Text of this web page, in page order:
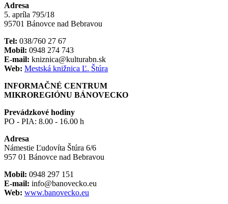
Adresa
5. apríla 795/18
95701 Bánovce nad Bebravou
Tel: 038/760 27 67
Mobil: 0948 274 743
E-mail: kniznica@kulturabn.sk
Web: Mestská knižnica Ľ. Štúra
INFORMAČNÉ CENTRUM
MIKROREGIÓNU BÁNOVECKO
Prevádzkové hodiny
PO - PIA: 8.00 - 16.00 h
Adresa
Námestie Ľudovíta Štúra 6/6
957 01 Bánovce nad Bebravou
Mobil: 0948 297 151
E-mail: info@banovecko.eu
Web: www.banovecko.eu